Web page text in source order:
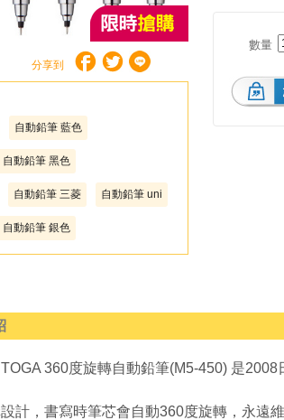
分享到
自動鉛筆 藍色
自動鉛筆 黑色
自動鉛筆 三菱 自動鉛筆 uni
自動鉛筆 銀色
數量
360度旋轉自動鉛筆(M5-450) 是2008
計，書寫時筆芯會自動360度旋轉，永遠